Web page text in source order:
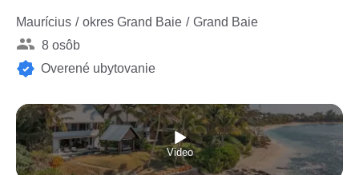
Maurícius okres Grand Baie
Grand Baie
8 osôb
Overené ubytovanie
Video